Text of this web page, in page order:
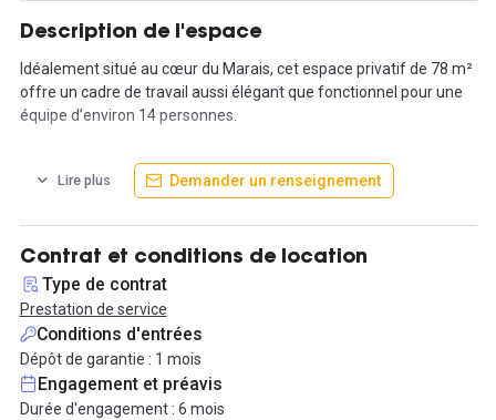
Description de l'espace
Idéalement situé au cœur du Marais, cet espace privatif de 78 m²
offre un cadre de travail aussi élégant que fonctionnel pour une
équipe d’environ 14 personnes.
L’espace, entièrement aménagé et prêt à l’emploi, comprend une
salle de réunion, une cuisine équipée et un balcon agréable, rare
installation rapide et sans contrainte, avec un engagement
flexible parfaitement adapté aux entreprises en croissance ou en
transition.
Nichée dans une rue calme à deux pas de la rue de Rivoli,
l’adresse bénéficie d’un environnement vivant, mêlant
commerces de qualité, cafés, galeries et atmosphère
typiquement parisienne.
Lire plus Demander un renseignement
Contrat et conditions de location
Type de contrat
Prestation de service
Conditions d'entrées
Dépôt de garantie : 1 mois
Engagement et préavis
Durée d'engagement : 6 mois